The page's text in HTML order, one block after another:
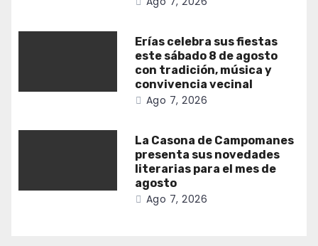
Erías celebra sus fiestas
este sábado 8 de agosto
con tradición, música y
convivencia vecinal
Ago 7, 2026
La Casona de Campomanes
presenta sus novedades
literarias para el mes de
agosto
Ago 7, 2026